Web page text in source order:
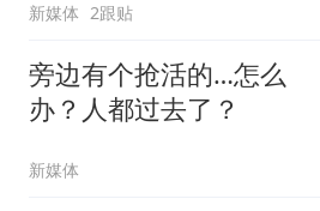
新媒体 2跟贴
旁边有个抢活的…怎么
办？人都过去了？
新媒体